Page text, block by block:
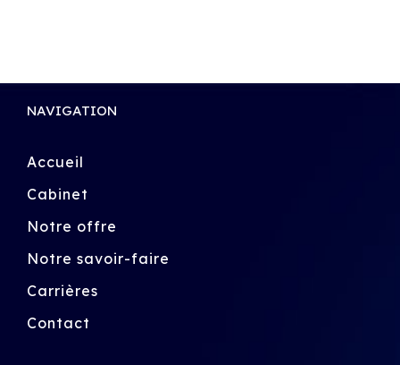
NAVIGATION
Accueil
Cabinet
Notre offre
Notre savoir-faire
Carrières
Contact